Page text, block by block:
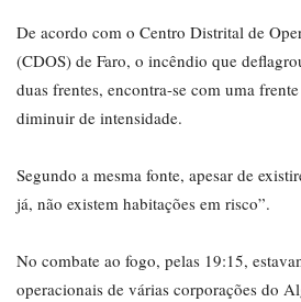
De acordo com o Centro Distrital de
(CDOS) de Faro, o incêndio que
duas frentes, encontra-se com uma
diminuir de intensidade.
Segundo a mesma fonte, apesar de
já, não existem habitações em risco”.
No combate ao fogo, pelas 19:15,
operacionais de várias corporações do